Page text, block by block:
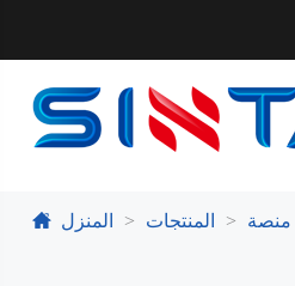
المنزل المنتجات